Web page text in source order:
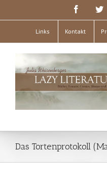
Links Kontakt
Das Tortenprotokoll